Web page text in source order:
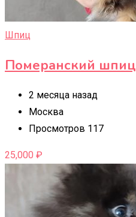
Шпиц
Померанский шпиц
2 месяца назад
Москва
Просмотров 117
25,000 ₽